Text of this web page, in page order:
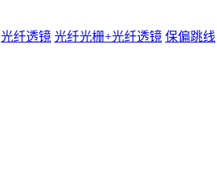
光纤透镜 光纤光栅+光纤透镜 保偏跳线